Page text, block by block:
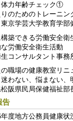
体力年齢チェック①
のためのトレーニン
京学芸大学教育学部
築できる労働安全
労働安全衛生活動
生コンサルタント事
職場の健康教室リニ
迷わない、悩まない
阪県民局保健福祉
告
年度地方公務員健康状